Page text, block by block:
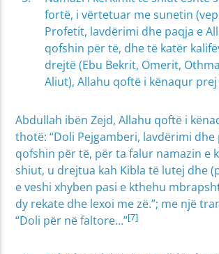
fortë, i vërtetuar me sunetin
Profetit, lavdërimi dhe paqja e
qofshin për të, dhe të katër
drejtë (Ebu Bekrit, Omerit,
Aliut), Allahu qoftë i kënaqur
Abdullah ibën Zejd, Allahu qoftë i
thotë: “Doli Pejgamberi, lavdërimi dhe
qofshin për të, për ta falur namazin e
shiut, u drejtua kah Kibla të lutej dhe
e veshi xhyben pasi e kthehu
dy rekate dhe lexoi me zë.”; me një
“Doli për në faltore…”[7]